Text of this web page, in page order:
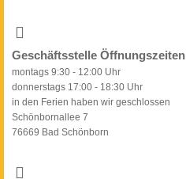
Geschäftsstelle Öffnungszeiten
montags 9:30 - 12:00 Uhr
donnerstags 17:00 - 18:30 Uhr
in den Ferien haben wir geschlossen
Schönbornallee 7
76669 Bad Schönborn